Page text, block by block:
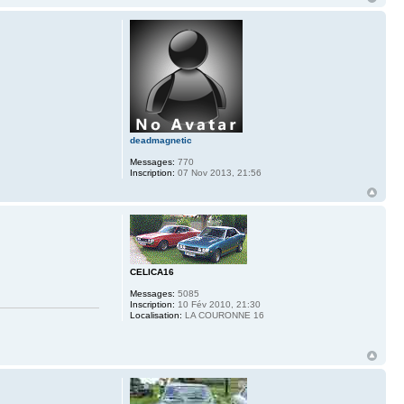
deadmagnetic
Messages: 770
Inscription: 07 Nov 2013, 21:56
CELICA16
Messages: 5085
Inscription: 10 Fév 2010, 21:30
Localisation: LA COURONNE 16